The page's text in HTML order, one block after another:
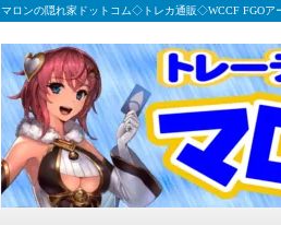
マロンの隠れ家ドットコム◇トレカ通販◇WCCF FGO